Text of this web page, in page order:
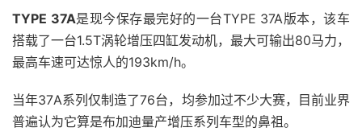
TYPE 37A是现今保存最完好的一台TYPE 37A版本，该车
搭载了一台1.5T涡轮增压四缸发动机，最大可输出80马力，
最高车速可达惊人的193km/h。
当年37A系列仅制造了76台，均参加过不少大赛，目前业界
普遍认为它算是布加迪量产增压系列车型的鼻祖。